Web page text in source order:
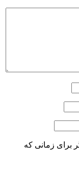
برای زمانی که